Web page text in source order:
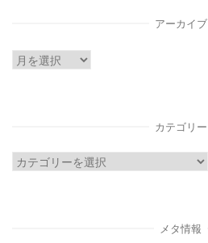
アーカイブ
ア
カテゴリー
カ
メタ情報